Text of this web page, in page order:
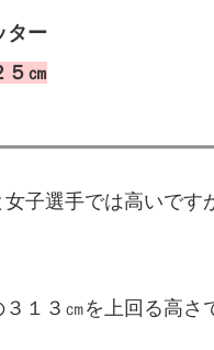
ター
５㎝
子選手では高いです
１３㎝を上回る高さ